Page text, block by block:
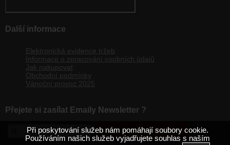
Další informace
Elektronická evidence tržeb
Informace o zpracování osobních údajů
Jak nakupovat
Obchodní podmínky
Vánoční provoz 2025
Přejete si zasílat Emaily Newsletter ?
Při poskytování služeb nám pomáhají soubory cookie.
Používáním našich služeb vyjadřujete souhlas s naším